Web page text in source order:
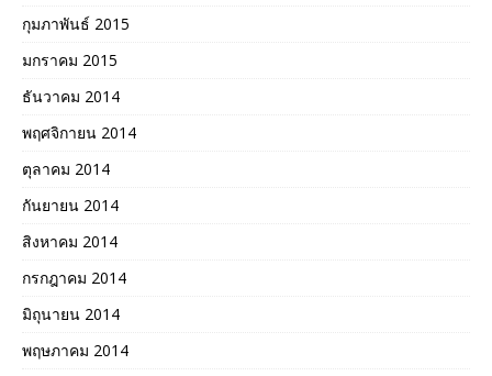
กุมภาพันธ์ 2015
มกราคม 2015
ธันวาคม 2014
พฤศจิกายน 2014
ตุลาคม 2014
กันยายน 2014
สิงหาคม 2014
กรกฎาคม 2014
มิถุนายน 2014
พฤษภาคม 2014